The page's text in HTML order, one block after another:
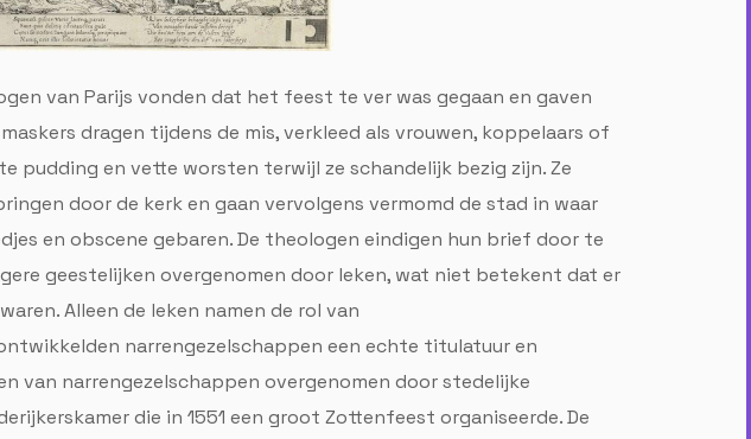
van Parijs vonden dat het feest te ver was gegaan en gaven
dragen tijdens de mis, verkleed als vrouwen, koppelaars of
pudding en vette worsten terwijl ze schandelijk bezig zijn. Ze
door de kerk en gaan vervolgens vermomd de stad in waar
en obscene gebaren. De theologen eindigen hun brief door te
geestelijken overgenomen door leken, wat niet betekent dat er
Alleen de leken namen de rol van
narrengezelschappen een echte titulatuur en
van narrengezelschappen overgenomen door stedelijke
die in 1551 een groot Zottenfeest organiseerde. De